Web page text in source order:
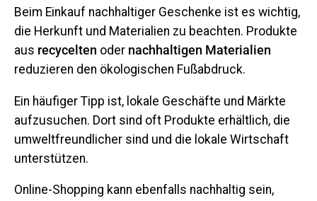
Beim Einkauf nachhaltiger Geschenke ist es wichtig,
die Herkunft und Materialien zu beachten. Produkte
aus recycelten oder nachhaltigen Materialien
reduzieren den ökologischen Fußabdruck.
Ein häufiger Tipp ist, lokale Geschäfte und Märkte
aufzusuchen. Dort sind oft Produkte erhältlich, die
umweltfreundlicher sind und die lokale Wirtschaft
unterstützen.
Online-Shopping kann ebenfalls nachhaltig sein,